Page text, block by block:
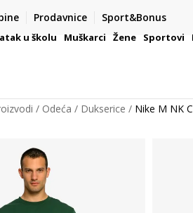
Prodavnice Sport&Bonus
PLAĆANJE NA RATE
karticama BANCA INTESA platite na 9 rata
u školu Muškarci Žene Sportovi
Odeća Dukserice Nike M NK